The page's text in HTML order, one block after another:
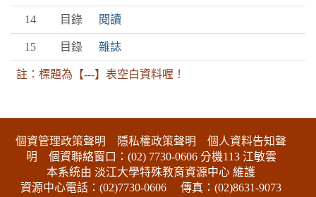
14 目錄 閱讀
15 目錄 雜誌
註：標題為【---】表空白資料喔！
個資管理政策聲明 隱私權政策聲明
個人資料告知聲
明 個資聯絡窗口：(02) 7730-0606 分機113 江敏雲
本系統由 淡江大學特殊教育資源中心 維護
資源中心電話：(02)7730-0606
傳真：(02)8631-9073